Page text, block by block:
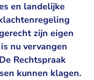
en landelijke
zijn eigen
nu vervangen
Rechtspraak
kunnen klagen.